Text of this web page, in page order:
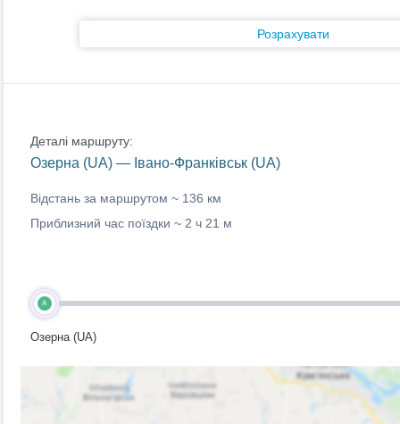
Розрахувати
Деталі маршруту:
Озерна (UA) — Івано-Франківськ (UA)
Відстань за маршрутом ~ 136 км
Приблизний час поїздки ~ 2 ч 21 м
A
Озерна (UA)